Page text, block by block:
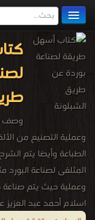
مكتبة الكتب
المكتبات
يُقرأ حالياً
الفهرس
اضف كتاب
وصف
وعملية التصنيع من
الطباعة وأيضا يتم
المثلفى لصناعة
وعملية حيث يتم صناعة حوالى 1000 بوردة فى
اسلام أحمد عبد